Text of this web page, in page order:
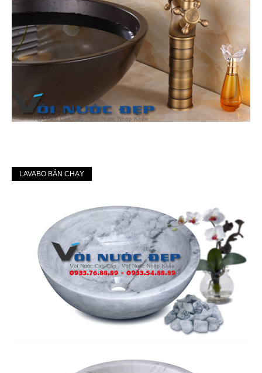
LAVABO BÁN CHẠY